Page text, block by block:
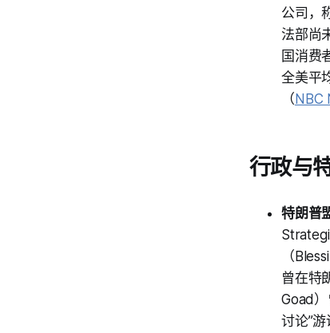
公司，
法部尚
国消费
全美平
（NBC
行政与
特朗普
（
曾在特
Goad
讨论”